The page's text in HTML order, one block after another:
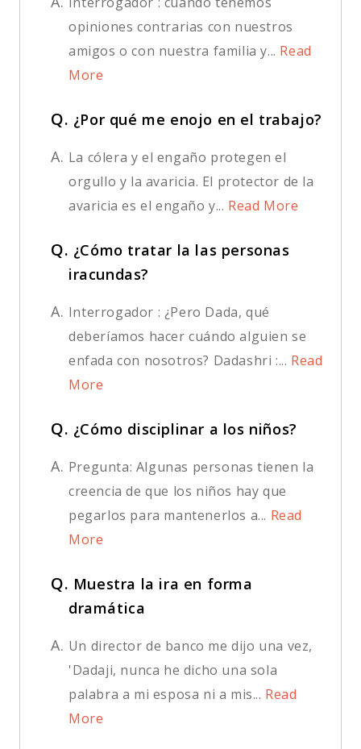
opiniones contrarias con nuestros
amigos o con nuestra familia y... Read
More
Q. ¿Por qué me enojo en el trabajo?
A. La cólera y el engaño protegen el
orgullo y la avaricia. El protector de la
avaricia es el engaño y... Read More
Q. ¿Cómo tratar la las personas
iracundas?
A. Interrogador : ¿Pero Dada, qué
deberíamos hacer cuándo alguien se
enfada con nosotros? Dadashri :... Read
More
Q. ¿Cómo disciplinar a los niños?
A. Pregunta: Algunas personas tienen la
creencia de que los niños hay que
pegarlos para mantenerlos a... Read
More
Q. Muestra la ira en forma
dramática
A. Un director de banco me dijo una vez,
'Dadaji, nunca he dicho una sola
palabra a mi esposa ni a mis... Read
More